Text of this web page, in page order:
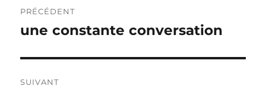
de
PRÉCÉDENT
Publication
une constante conversation
SUIVANT